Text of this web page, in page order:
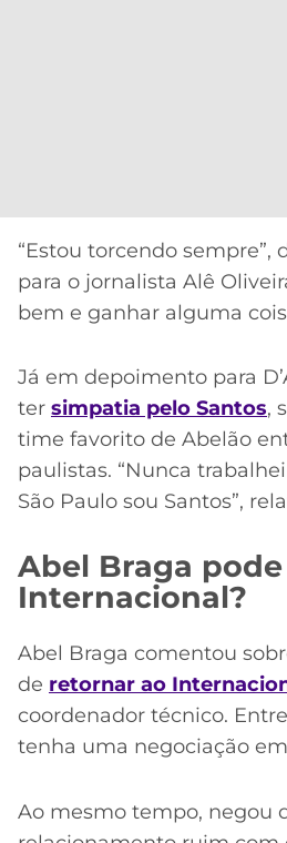
“Estou torcendo sempre”,
para o jornalista Alê
bem e ganhar alguma
Já em depoimento para
ter simpatia pelo Santos,
time favorito de Abelão
paulistas. “Nunca
São Paulo sou Santos”,
Abel Braga
Internacional?
Abel Braga comentou
de retornar ao
coordenador técnico.
tenha uma negociação
Ao mesmo tempo, negou